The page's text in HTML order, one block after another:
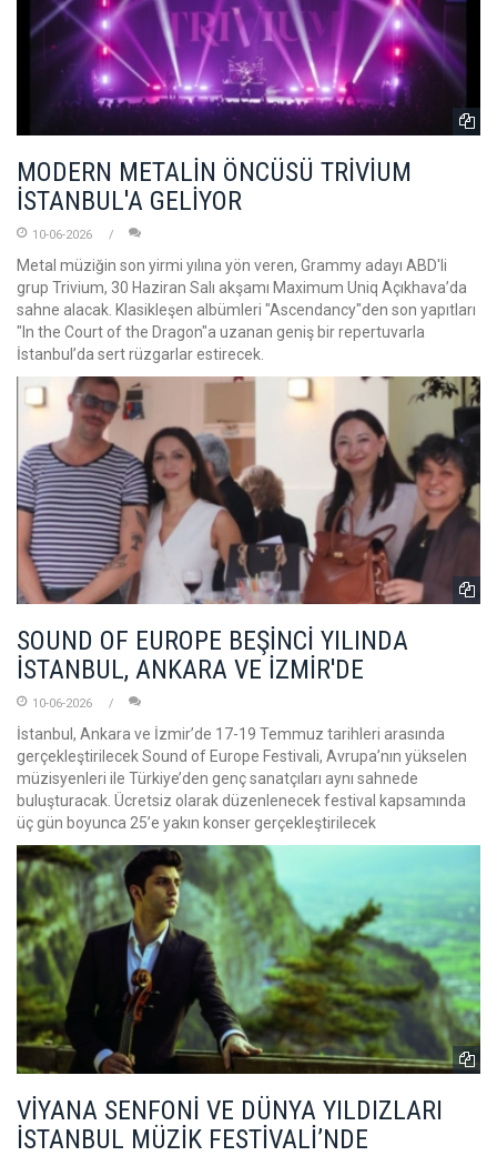
MODERN METALİN ÖNCÜSÜ TRİVİUM
İSTANBUL'A GELİYOR
10-06-2026
Metal müziğin son yirmi yılına yön veren, Grammy adayı ABD'li
grup Trivium, 30 Haziran Salı akşamı Maximum Uniq Açıkhava’da
sahne alacak. Klasikleşen albümleri "Ascendancy"den son yapıtları
"In the Court of the Dragon"a uzanan geniş bir repertuvarla
İstanbul’da sert rüzgarlar estirecek.
SOUND OF EUROPE BEŞİNCİ YILINDA
İSTANBUL, ANKARA VE İZMİR'DE
10-06-2026
İstanbul, Ankara ve İzmir’de 17-19 Temmuz tarihleri arasında
gerçekleştirilecek Sound of Europe Festivali, Avrupa’nın yükselen
müzisyenleri ile Türkiye’den genç sanatçıları aynı sahnede
buluşturacak. Ücretsiz olarak düzenlenecek festival kapsamında
üç gün boyunca 25’e yakın konser gerçekleştirilecek
VİYANA SENFONİ VE DÜNYA YILDIZLARI
İSTANBUL MÜZİK FESTİVALİ’NDE